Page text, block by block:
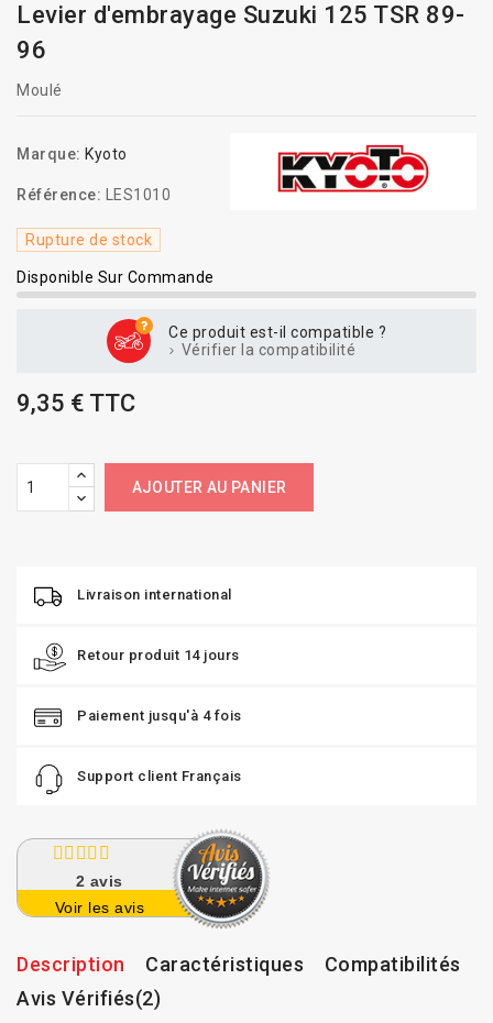
Levier d'embrayage Suzuki 125 TSR 89-
96
Moulé
Marque: Kyoto
Référence: LES1010
Rupture de stock
Disponible Sur Commande
Ce produit est-il compatible ?
Vérifier la compatibilité
9,35 € TTC
AJOUTER AU PANIER
Livraison international
Retour produit 14 jours
Paiement jusqu'à 4 fois
Support client Français
2 avis
Voir les avis
Description Caractéristiques
Compatibilités
Avis Vérifiés(2)